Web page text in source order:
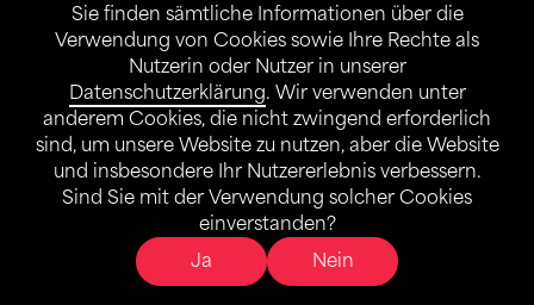
Sie finden sämtliche Informationen über die
Verwendung von Cookies sowie Ihre Rechte als
Nutzerin oder Nutzer in unserer
Datenschutzerklärung. Wir verwenden unter
anderem Cookies, die nicht zwingend erforderlich
sind, um unsere Website zu nutzen, aber die Website
und insbesondere Ihr Nutzererlebnis verbessern.
Sind Sie mit der Verwendung solcher Cookies
einverstanden?
Ja
Nein